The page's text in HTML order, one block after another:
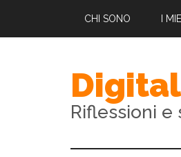
CHI SONO I
Digital
Riflessioni